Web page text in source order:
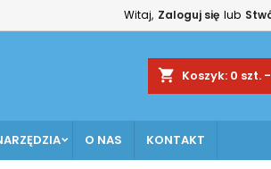
Witaj, Zaloguj się lub
shopping_cart Koszyk: 0 szt.
O NAS KONTAKT